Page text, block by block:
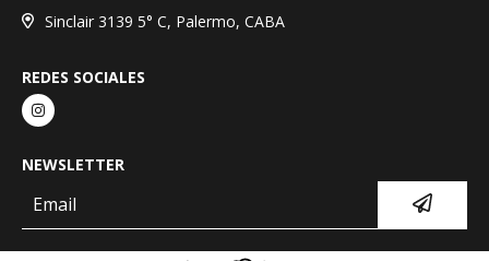
Sinclair 3139 5° C, Palermo, CABA
REDES SOCIALES
NEWSLETTER